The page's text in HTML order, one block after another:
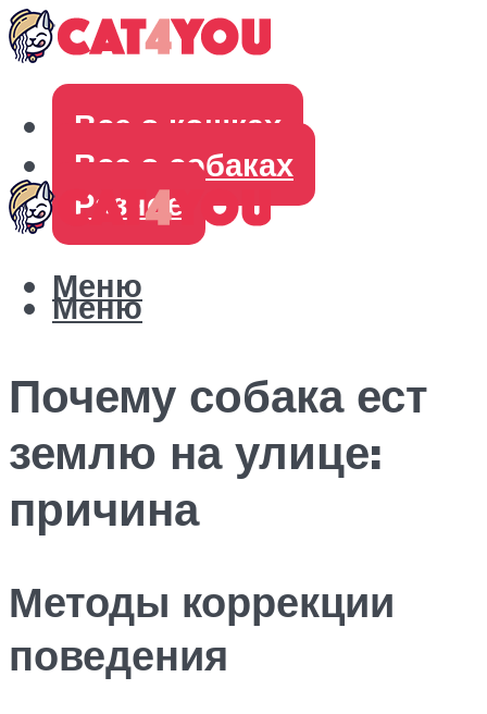
Все о кошках
Все о собаках
Разное
Меню
Меню
Почему собака ест
землю на улице:
причина
Методы коррекции
поведения